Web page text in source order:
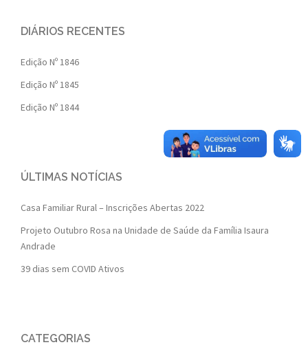
DIÁRIOS RECENTES
Edição Nº 1846
Edição Nº 1845
Edição Nº 1844
ÚLTIMAS NOTÍCIAS
Casa Familiar Rural – Inscrições Abertas 2022
Projeto Outubro Rosa na Unidade de Saúde da Família Isaura
Andrade
39 dias sem COVID Ativos
CATEGORIAS